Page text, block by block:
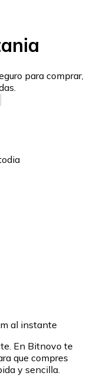
para comprar,
al instante
En Bitnovo te
que compres
y sencilla.